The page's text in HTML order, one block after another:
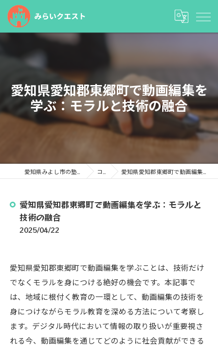
愛知県愛知郡東郷町で動画編集を
学ぶ：モラルと技術の融合
コラム 愛知県愛知郡東郷町で動画編集を学ぶ：モラルと技術の融合
愛知県愛知郡東郷町で動画編集を学ぶ：モラルと
技術の融合
2025/04/22
愛知県愛知郡東郷町で動画編集を学ぶことは、技術だけ
でなくモラルを身につける絶好の機会です。本記事で
は、地域に根付く教育の一環として、動画編集の技術を
身につけながらモラル教育を深める方法について考察し
ます。デジタル時代において情報の取り扱いが重要視さ
れる今、動画編集を通じてどのように社会貢献ができる